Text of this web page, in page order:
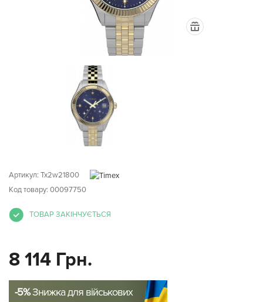
Артикул: Tx2w21800
Код товару: 00097750
ТОВАР ЗАКІНЧУЄТЬСЯ
8 114 Грн.
-5%Знижка для військових